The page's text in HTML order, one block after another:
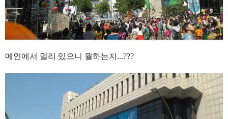
메인에서 멀리 있으니 뭘하는지...???